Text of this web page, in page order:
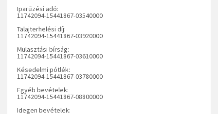
Iparűzési adó:
11742094-15441867-03540000
Talajterhelési díj:
11742094-15441867-03920000
Mulasztási bírság:
11742094-15441867-03610000
Késedelmi pótlék:
11742094-15441867-03780000
Egyéb bevételek:
11742094-15441867-08800000
Idegen bevételek: